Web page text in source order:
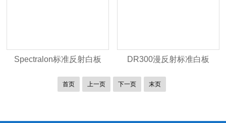
Spectralon标准反射白板 DR300漫反射标准白板
首页 上一页 下一页 末页